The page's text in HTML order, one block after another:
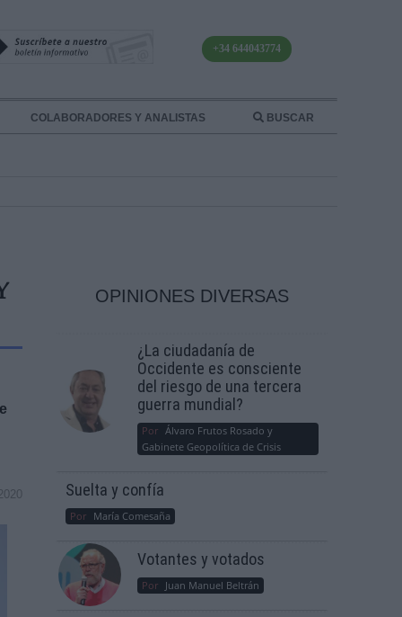
+34 644043774
COLABORADORES Y ANALISTAS BUSCAR
OPINIONES DIVERSAS
¿La ciudadanía de
Occidente es consciente
del riesgo de una tercera
guerra mundial?
Por Álvaro Frutos Rosado y
Gabinete Geopolítica de Crisis
Suelta y confía
Por María Comesaña
Votantes y votados
Por Juan Manuel Beltrán